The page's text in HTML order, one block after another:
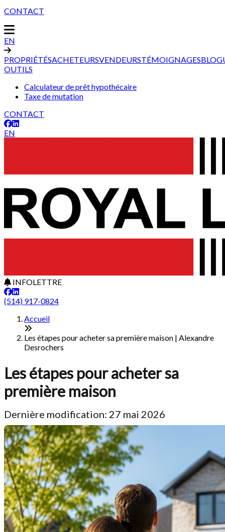
CONTACT
EN
PROPRIÉTÉSACHETEURSVENDEURSTÉMOIGNAGES
OUTILS
Calculateur de prêt hypothécaire
Taxe de mutation
CONTACT
EN
INFOLETTRE
(514) 917-0824
Accueil
Les étapes pour acheter sa première maison | Alexandre
Desrochers
Les étapes pour acheter sa
première maison
Dernière modification: 27 mai 2026